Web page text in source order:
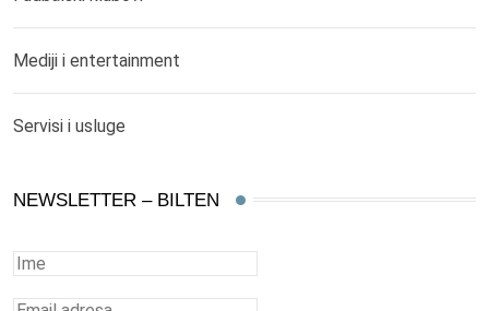
Mediji i entertainment
Servisi i usluge
NEWSLETTER – BILTEN